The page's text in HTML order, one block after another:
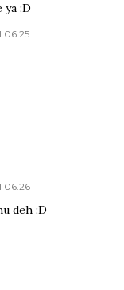
ya :D
06.25
06.26
deh :D